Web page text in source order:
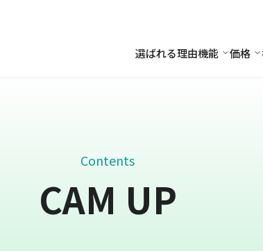
選ばれる理由機能 機能
価格
Contents
CAM UP